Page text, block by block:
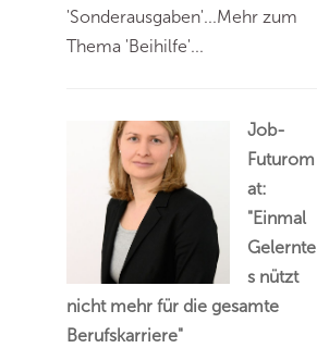
'Sonderausgaben'...Mehr zum
Thema 'Beihilfe'...
Job-
Futurom
at:
"Einmal
Gelernte
s nützt
nicht mehr für die gesamte
Berufskarriere"